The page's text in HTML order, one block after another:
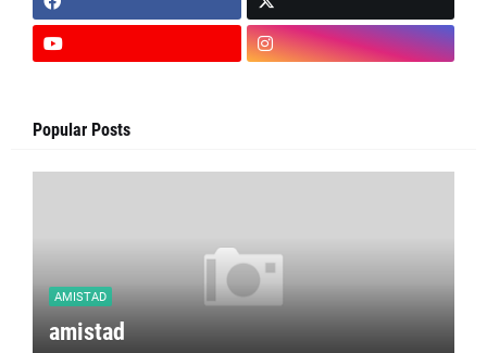
Popular Posts
AMISTAD
amistad